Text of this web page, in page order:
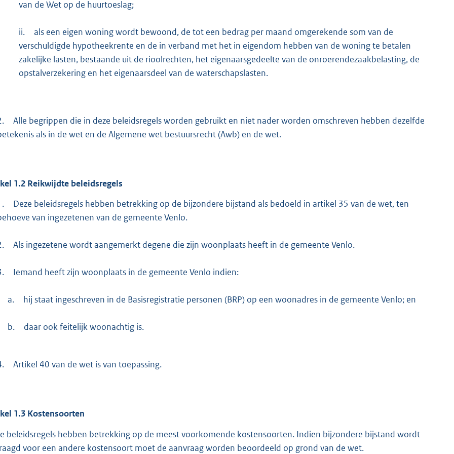
van de Wet op de huurtoeslag;
ii.
als een eigen woning wordt bewoond, de tot een bedrag per maand omgerekende som van de
verschuldigde hypotheekrente en de in verband met het in eigendom hebben van de woning te betalen
zakelijke lasten, bestaande uit de rioolrechten, het eigenaarsgedeelte van de onroerendezaakbelasting, de
opstalverzekering en het eigenaarsdeel van de waterschapslasten.
Alle begrippen die in deze beleidsregels worden gebruikt en niet nader worden omschreven hebben dezelfde
als in de wet en de Algemene wet bestuursrecht (Awb) en de wet.
1.2 Reikwijdte beleidsregels
Deze beleidsregels hebben betrekking op de bijzondere bijstand als bedoeld in artikel 35 van de wet, ten
van ingezetenen van de gemeente Venlo.
Als ingezetene wordt aangemerkt degene die zijn woonplaats heeft in de gemeente Venlo.
Iemand heeft zijn woonplaats in de gemeente Venlo indien:
a. hij staat ingeschreven in de Basisregistratie personen (BRP) op een woonadres in de gemeente Venlo; en
b. daar ook feitelijk woonachtig is.
Artikel 40 van de wet is van toepassing.
1.3 Kostensoorten
beleidsregels hebben betrekking op de meest voorkomende kostensoorten. Indien bijzondere bijstand wordt
voor een andere kostensoort moet de aanvraag worden beoordeeld op grond van de wet.